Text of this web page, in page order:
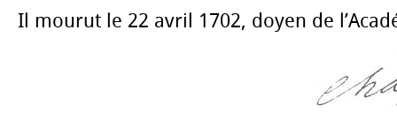
Il mourut le 22 avril 1702, doyen de